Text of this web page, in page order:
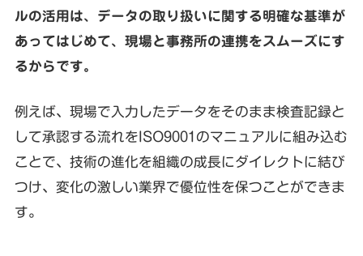
ルの活用は、データの取り扱いに関する明確な基準が
あってはじめて、現場と事務所の連携をスムーズにす
るからです。
例えば、現場で入力したデータをそのまま検査記録と
して承認する流れをISO9001のマニュアルに組み込む
ことで、技術の進化を組織の成長にダイレクトに結び
つけ、変化の激しい業界で優位性を保つことができま
す。